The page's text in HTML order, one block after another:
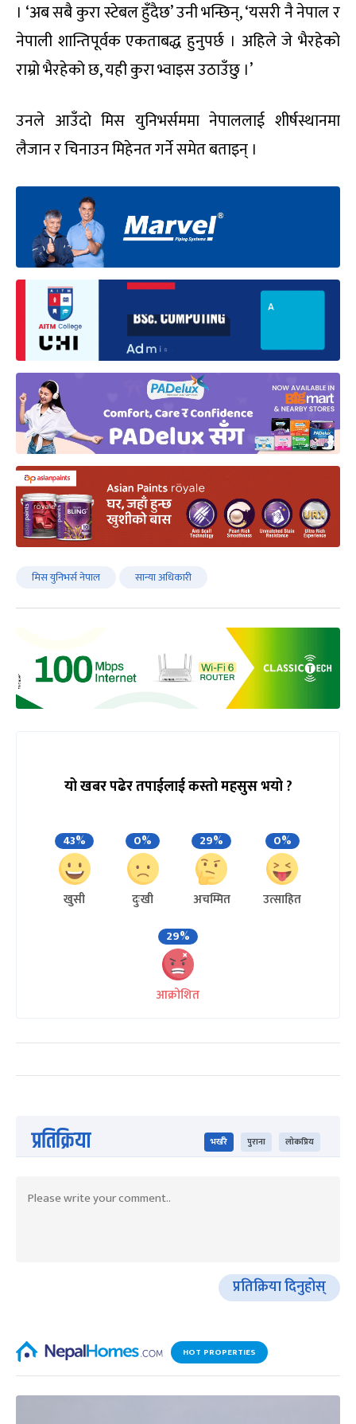
। ‘अब सबै कुरा स्टेबल हुँदैछ’ उनी भन्छिन्, ‘यसरी नै नेपाल र
नेपाली शान्तिपूर्वक एकताबद्ध हुनुपर्छ । अहिले जे भैरहेको
राम्रो भैरहेको छ, यही कुरा भ्वाइस उठाउँछु ।’
उनले आउँदो मिस युनिभर्सममा नेपाललाई शीर्षस्थानमा
लैजान र चिनाउन मिहेनत गर्ने समेत बताइन् ।
मिस युनिभर्स नेपाल सान्या अधिकारी
यो खबर पढेर तपाईलाई कस्तो महसुस भयो ?
43%
खुसी
0%
दुःखी
29%
अचम्मित
0%
उत्साहित
29%
आक्रोशित
प्रतिक्रिया भर्खरै पुराना लोकप्रिय
प्रतिक्रिया दिनुहोस्
HOT PROPERTIES